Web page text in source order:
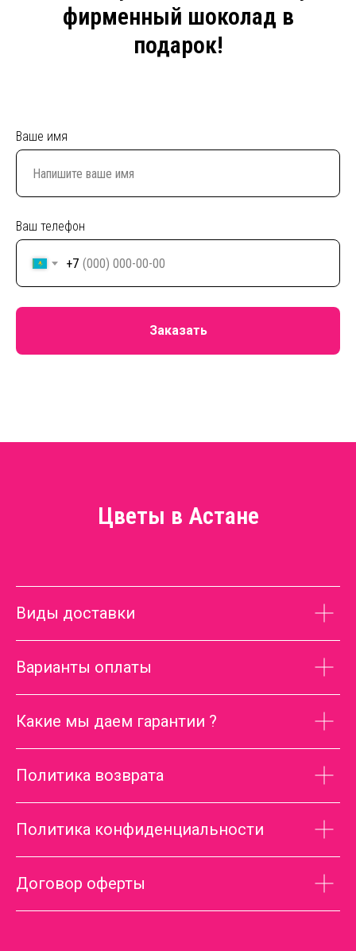
фирменный шоколад в
подарок!
Ваше имя
Ваш телефон
+7
Заказать
Цветы в Астане
Виды доставки
Варианты оплаты
Какие мы даем гарантии ?
Политика возврата
Политика конфиденциальности
Договор оферты